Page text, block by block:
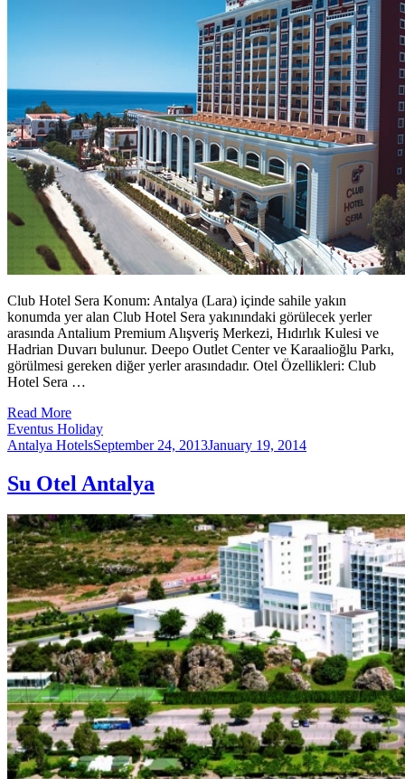
Club Hotel Sera Konum: Antalya (Lara) içinde sahile yakın
konumda yer alan Club Hotel Sera yakınındaki görülecek yerler
arasında Antalium Premium Alışveriş Merkezi, Hıdırlık Kulesi ve
Hadrian Duvarı bulunur. Deepo Outlet Center ve Karaalioğlu Parkı,
görülmesi gereken diğer yerler arasındadır. Otel Özellikleri: Club
Hotel Sera …
Read More
Eventus Holiday
Antalya HotelsSeptember 24, 2013January 19, 2014
Su Otel Antalya